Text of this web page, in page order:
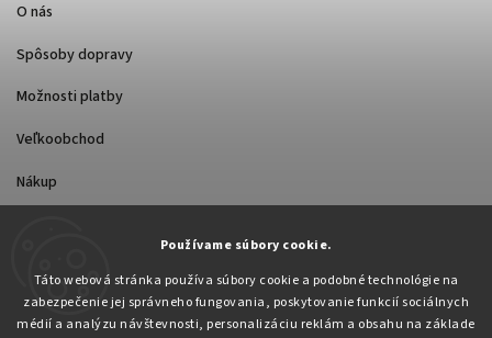
Používame súbory cookie.
Táto webová stránka používa súbory cookie a podobné technológie na
zabezpečenie jej správneho fungovania, poskytovanie funkcií sociálnych
médií a analýzu návštevnosti, personalizáciu reklám a obsahu na základe
O nás
Spôsoby dopravy
Možnosti platby
Veľkoobchod
Nákup